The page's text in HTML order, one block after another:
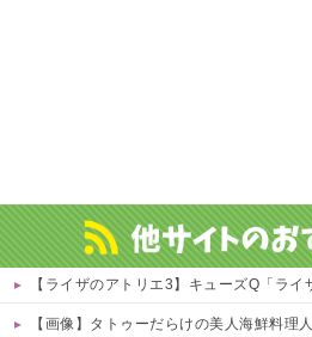
【ライザのアトリエ3】キューズQ「ライザ (ライザリン・シュタウ
【画像】タトゥーだらけの美人海鮮料理人、現る！！←コレはセクシ